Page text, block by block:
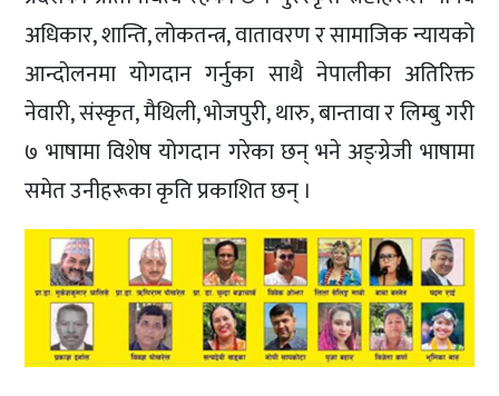
अधिकार, शान्ति, लोकतन्त्र, वातावरण र सामाजिक न्यायको
आन्दोलनमा योगदान गर्नुका साथै नेपालीका अतिरिक्त
नेवारी, संस्कृत, मैथिली, भोजपुरी, थारु, बान्तावा र लिम्बु गरी
७ भाषामा विशेष योगदान गरेका छन् भने अङ्ग्रेजी भाषामा
समेत उनीहरूका कृति प्रकाशित छन् ।